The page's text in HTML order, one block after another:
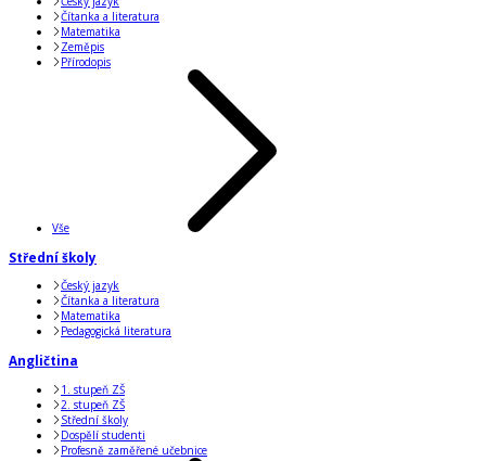
Čítanka a literatura
Matematika
Zeměpis
Přírodopis
Vše
Střední školy
Český jazyk
Čítanka a literatura
Matematika
Pedagogická literatura
Angličtina
1. stupeň ZŠ
2. stupeň ZŠ
Střední školy
Dospělí studenti
Profesně zaměřené učebnice